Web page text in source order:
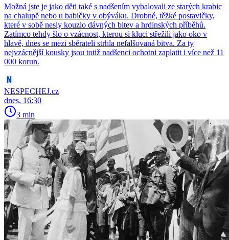
Možná jste je jako děti také s nadšením vybalovali ze starých krabic
na chalupě nebo u babičky v obýváku. Drobné, těžké postavičky,
které v sobě nesly kouzlo dávných bitev a hrdinských příběhů.
Zatímco tehdy šlo o vzácnost, kterou si kluci střežili jako oko v
hlavě, dnes se mezi sběrateli strhla nefalšovaná bitva. Za ty
nejvzácnější kousky jsou totiž nadšenci ochotni zaplatit i více než 11
000 korun.
NESPECHEJ.cz
dnes, 16:30
3 min